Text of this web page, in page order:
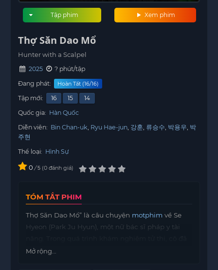
Xem phim
Tập phim
Thợ Săn Dao Mổ
Hunter with a Scalpel
2025
? phút/tập
Đang phát:
Hoàn Tất (16/16)
Tập mới: 16 15
14
Quốc gia: Hàn Quốc
Diễn viên: Bin Chan-uk Ryu Hae-jun 강훈 류승수 박용우 박
주현
Thể loại: Hình Sự
0 / 5 0 đánh giá
TÓM TẮT PHIM
Thợ Săn Dao Mổ” là câu chuyện motphim về Se
Hyeon (Park Ju Hyun), một nữ bác sĩ pháp y tài
phát hiện ra phương pháp giết người đặc trưng
Mở rộng...